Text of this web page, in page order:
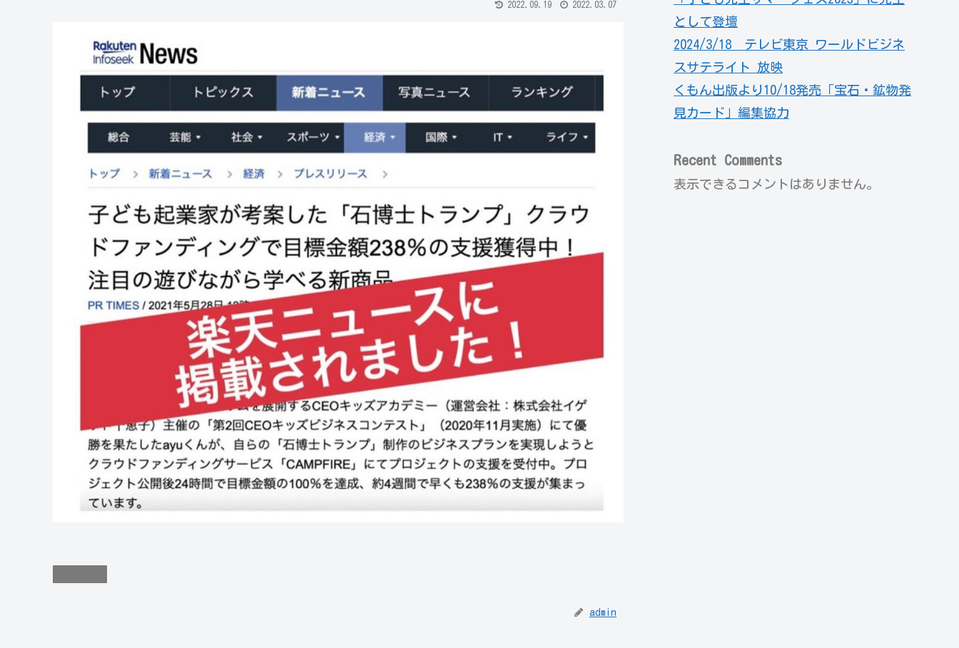
2022.09.19 2022.03.07
admin
として登壇
2024/3/18 テレビ東京 ワールドビジネ
スサテライト 放映
くもん出版より10/18発売「宝石・鉱物発
見カード」編集協力
Recent Comments
表示できるコメントはありません。